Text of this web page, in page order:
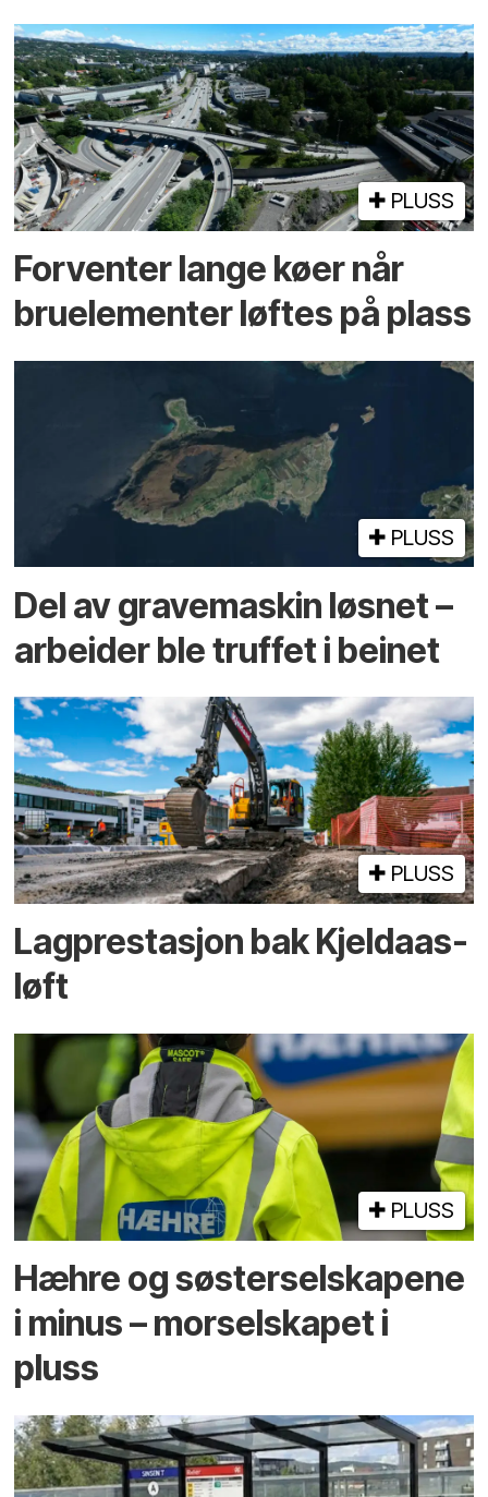
PLUSS
Forventer lange køer når
bru­elementer løftes på plass
PLUSS
Del av grave­maskin løsnet –
arbeider ble truffet i beinet
PLUSS
Lagprestasjon bak Kjeldaas-
løft
PLUSS
Hæhre og søster­selskapene
i minus – mor­selskapet i
pluss